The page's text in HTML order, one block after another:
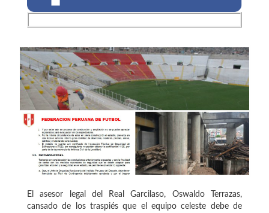
El asesor legal del Real Garcilaso, Oswaldo Terrazas,
cansado de los traspiés que el equipo celeste debe de